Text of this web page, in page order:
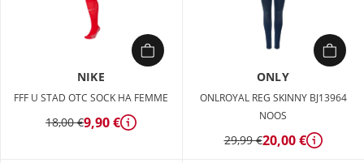
NIKE
FFF U STAD OTC SOCK HA FEMME
18,00 €9,90 € Détails
ONLY
ONLROYAL REG SKINNY BJ13964
NOOS
29,99 €20,00 € Détails